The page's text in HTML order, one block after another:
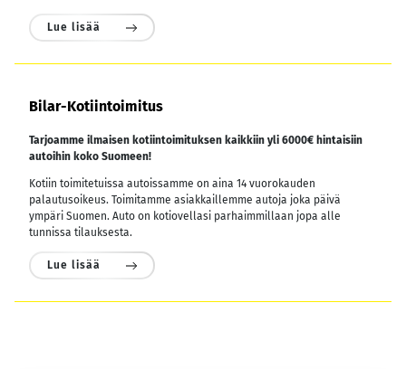
Lue lisää
Bilar-Kotiintoimitus
Tarjoamme ilmaisen kotiintoimituksen kaikkiin yli 6000€ hintaisiin
autoihin koko Suomeen!
Kotiin toimitetuissa autoissamme on aina 14 vuorokauden
palautusoikeus. Toimitamme asiakkaillemme autoja joka päivä
ympäri Suomen. Auto on kotiovellasi parhaimmillaan jopa alle
tunnissa tilauksesta.
Lue lisää